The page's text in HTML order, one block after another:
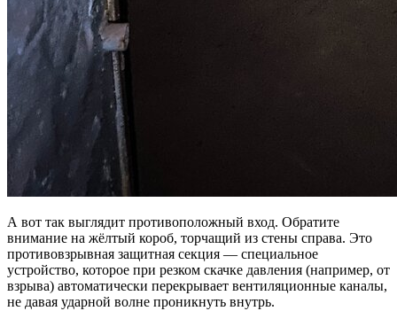
А вот так выглядит противоположный вход. Обратите
внимание на жёлтый короб, торчащий из стены справа. Это
противовзрывная защитная секция — специальное
устройство, которое при резком скачке давления (например, от
взрыва) автоматически перекрывает вентиляционные каналы,
не давая ударной волне проникнуть внутрь.